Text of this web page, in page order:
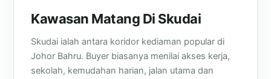
Kawasan Matang Di Skudai
Skudai ialah antara koridor kediaman popular di
Johor Bahru. Buyer biasanya menilai akses kerja,
sekolah, kemudahan harian, jalan utama dan